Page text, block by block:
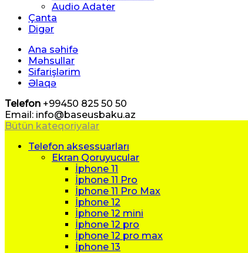
Audio Adater
Çanta
Digər
Ana səhifə
Məhsullar
Sifarişlərim
Əlaqə
Telefon +99450 825 50 50
Email: info@baseusbaku.az
Bütün kateqoriyalar
Telefon aksessuarları
Ekran Qoruyucular
İphone 11
İphone 11 Pro
İphone 11 Pro Max
İphone 12
İphone 12 mini
İphone 12 pro
İphone 12 pro max
İphone 13